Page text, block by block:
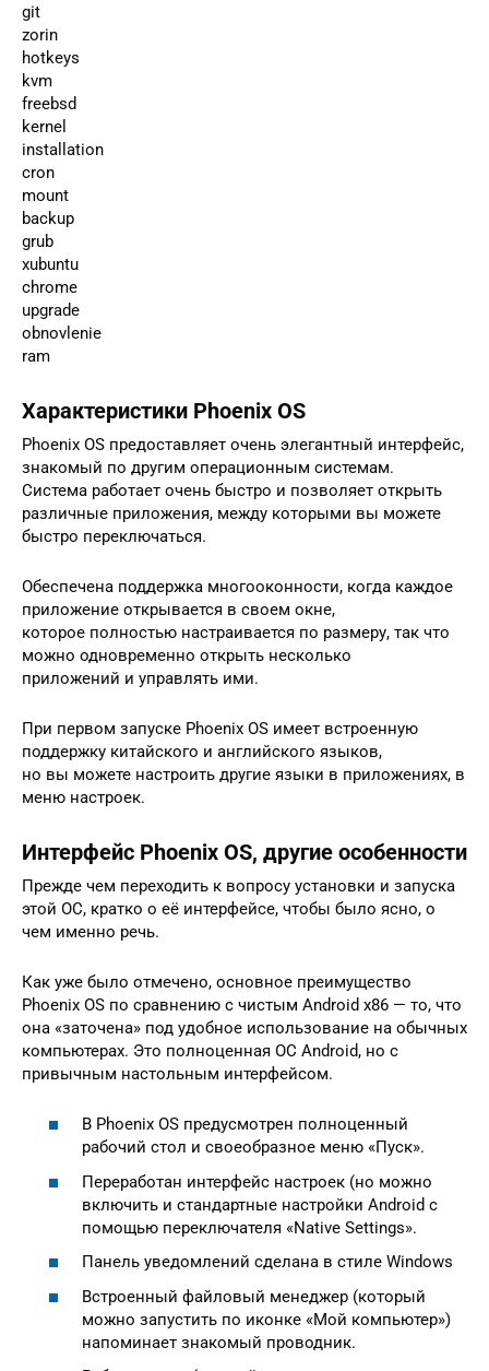
git
zorin
hotkeys
kvm
freebsd
kernel
installation
cron
mount
backup
grub
xubuntu
chrome
upgrade
obnovlenie
ram
Характеристики Phoenix OS
Phoenix OS предоставляет очень элегантный интерфейс,
знакомый по другим операционным системам.
Система работает очень быстро и позволяет открыть
различные приложения, между которыми вы можете
быстро переключаться.
Обеспечена поддержка многооконности, когда каждое
приложение открывается в своем окне,
которое полностью настраивается по размеру, так что
можно одновременно открыть несколько
приложений и управлять ими.
При первом запуске Phoenix OS имеет встроенную
поддержку китайского и английского языков,
но вы можете настроить другие языки в приложениях, в
меню настроек.
Интерфейс Phoenix OS, другие особенности
Прежде чем переходить к вопросу установки и запуска
этой ОС, кратко о её интерфейсе, чтобы было ясно, о
чем именно речь.
Как уже было отмечено, основное преимущество
Phoenix OS по сравнению с чистым Android x86 — то, что
она «заточена» под удобное использование на обычных
компьютерах. Это полноценная ОС Android, но с
привычным настольным интерфейсом.
В Phoenix OS предусмотрен полноценный
рабочий стол и своеобразное меню «Пуск».
Переработан интерфейс настроек (но можно
включить и стандартные настройки Android с
помощью переключателя «Native Settings».
Панель уведомлений сделана в стиле Windows
Встроенный файловый менеджер (который
можно запустить по иконке «Мой компьютер»)
напоминает знакомый проводник.